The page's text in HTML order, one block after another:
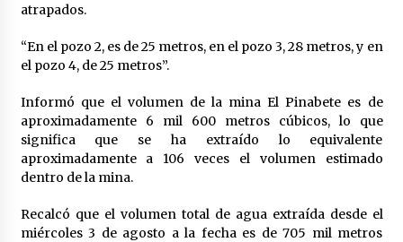
atrapados.
“En el pozo 2, es de 25 metros, en el pozo 3, 28 metros, y en
el pozo 4, de 25 metros”.
Informó que el volumen de la mina El Pinabete es de
aproximadamente 6 mil 600 metros cúbicos, lo que
significa que se ha extraído lo equivalente
aproximadamente a 106 veces el volumen estimado
dentro de la mina.
Recalcó que el volumen total de agua extraída desde el
miércoles 3 de agosto a la fecha es de 705 mil metros